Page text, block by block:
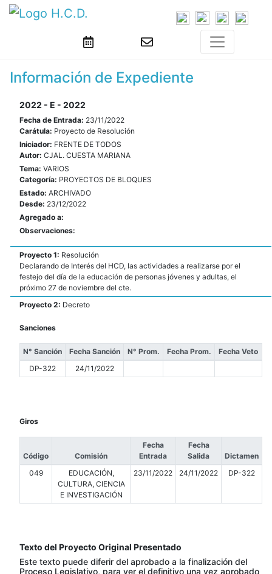
Información de Expediente
2022 - E - 2022
Fecha de Entrada: 23/11/2022
Carátula: Proyecto de Resolución
Iniciador: FRENTE DE TODOS
Autor: CJAL. CUESTA MARIANA
Tema: VARIOS
Categoría: PROYECTOS DE BLOQUES
Estado: ARCHIVADO
Desde: 23/12/2022
Agregado a:
Observaciones:
Proyecto 1: Resolución
Declarando de Interés del HCD, las actividades a realizarse por el
festejo del día de la educación de personas jóvenes y adultas, el
próximo 27 de noviembre del cte.
Proyecto 2: Decreto
Sanciones
N° Sanción Fecha Sanción N° Prom. Fecha Prom.
Fecha Veto
DP-322
24/11/2022
Giros
Código Comisión
Fecha
Entrada
Fecha
Salida
Dictamen
049
EDUCACIÓN,
CULTURA, CIENCIA
E INVESTIGACIÓN
23/11/2022 24/11/2022 DP-322
Texto del Proyecto Original Presentado
Este texto puede diferir del aprobado a la finalización del
Proceso Legislativo, para ver el definitivo una vez aprobado